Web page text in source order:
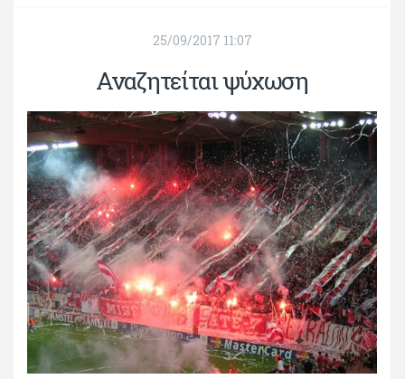
25/09/2017 11:07
Αναζητείται ψύχωση